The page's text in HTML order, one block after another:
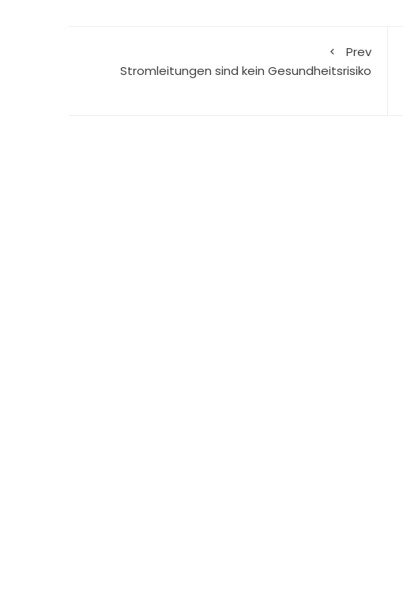
Prev
Stromleitungen sind kein Gesundheitsrisiko